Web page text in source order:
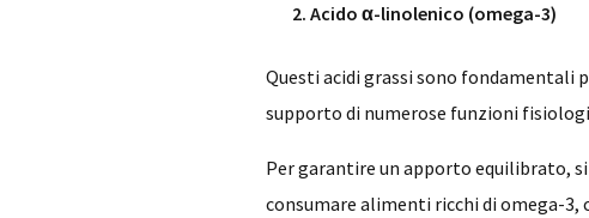
Acido α-linolenico (omega-3)
Questi acidi grassi sono fondamentali
supporto di numerose funzioni
Per garantire un apporto equilibrato,
consumare alimenti ricchi di omega-3,